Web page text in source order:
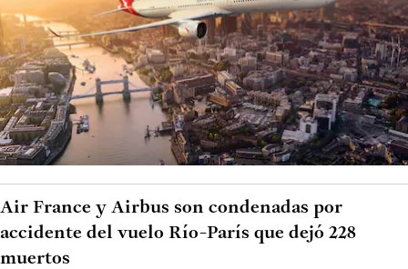
Air France y Airbus son condenadas por
accidente del vuelo Río-París que dejó 228
muertos